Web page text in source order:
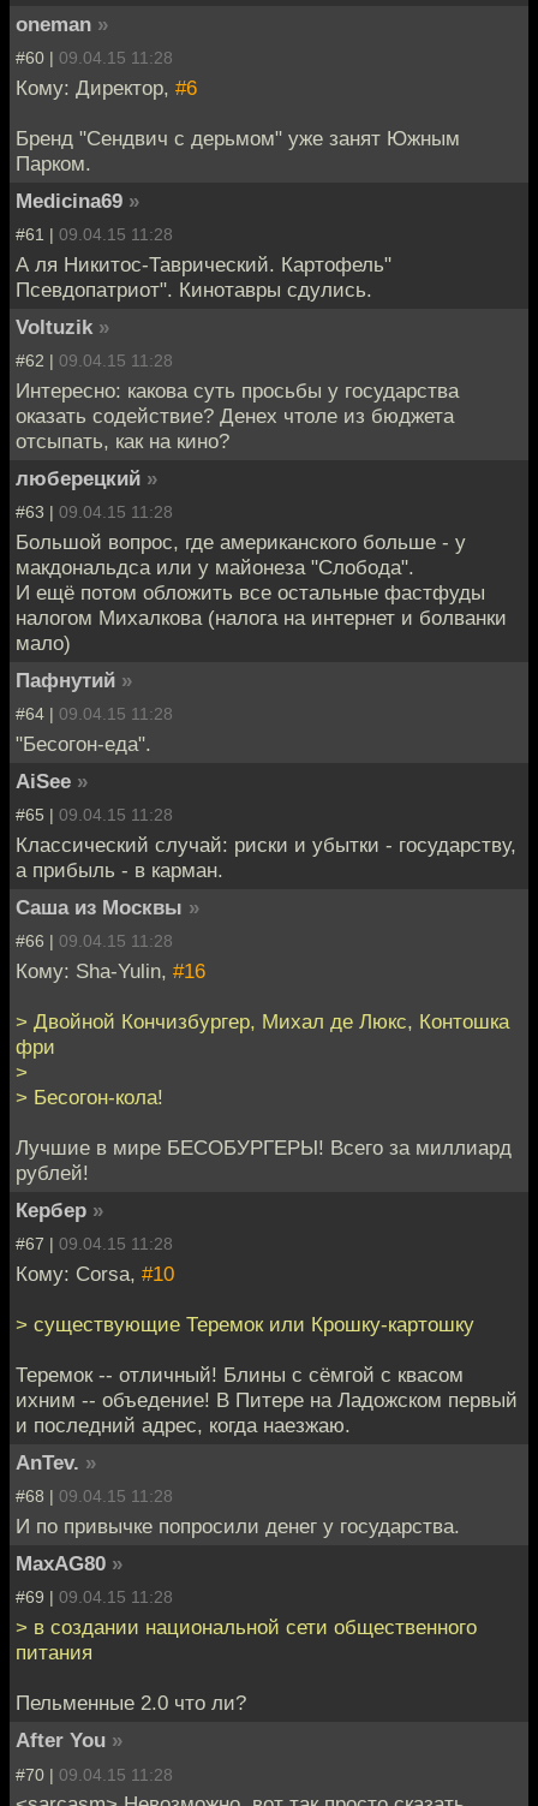
oneman »
#60 | 09.04.15 11:28
Кому: Директор, #6
Бренд "Сендвич с дерьмом" уже занят Южным
Парком.
Medicina69 »
#61 | 09.04.15 11:28
А ля Никитос-Таврический. Картофель"
Псевдопатриот". Кинотавры сдулись.
Voltuzik »
#62 | 09.04.15 11:28
Интересно: какова суть просьбы у государства
оказать содействие? Денех чтоле из бюджета
отсыпать, как на кино?
люберецкий »
#63 | 09.04.15 11:28
Большой вопрос, где американского больше - у
макдональдса или у майонеза "Слобода".
И ещё потом обложить все остальные фастфуды
налогом Михалкова (налога на интернет и болванки
мало)
Пафнутий »
#64 | 09.04.15 11:28
"Бесогон-еда".
AiSee »
#65 | 09.04.15 11:28
Классический случай: риски и убытки - государству,
а прибыль - в карман.
Саша из Москвы »
#66 | 09.04.15 11:28
Кому: Sha-Yulin, #16
> Двойной Кончизбургер, Михал де Люкс, Контошка
фри
>
> Бесогон-кола!
Лучшие в мире БЕСОБУРГЕРЫ! Всего за миллиард
рублей!
Кербер »
#67 | 09.04.15 11:28
Кому: Corsa, #10
> существующие Теремок или Крошку-картошку
Теремок -- отличный! Блины с сёмгой с квасом
ихним -- объедение! В Питере на Ладожском первый
и последний адрес, когда наезжаю.
AnTev. »
#68 | 09.04.15 11:28
И по привычке попросили денег у государства.
MaxAG80 »
#69 | 09.04.15 11:28
> в создании национальной сети общественного
питания
Пельменные 2.0 что ли?
After You »
#70 | 09.04.15 11:28